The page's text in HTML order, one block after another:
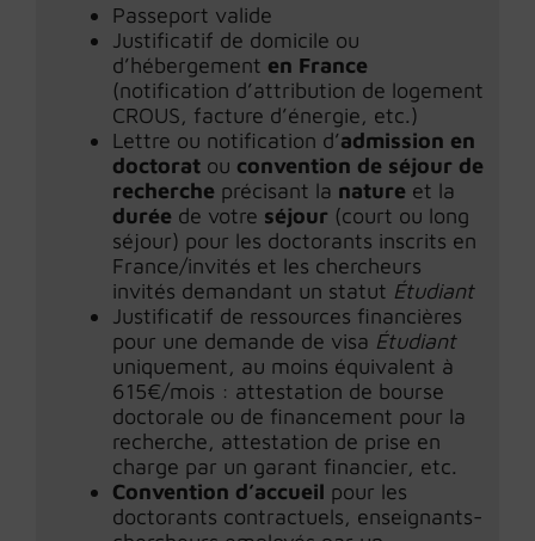
Passeport valide
Justificatif de domicile ou
d’hébergement en France
(notification d’attribution de logement
CROUS, facture d’énergie, etc.)
Lettre ou notification d’admission en
doctorat ou convention de séjour de
recherche précisant la nature et la
durée de votre séjour (court ou long
séjour) pour les doctorants inscrits en
France/invités et les chercheurs
invités demandant un statut Étudiant
Justificatif de ressources financières
pour une demande de visa Étudiant
uniquement, au moins équivalent à
615€/mois : attestation de bourse
doctorale ou de financement pour la
recherche, attestation de prise en
charge par un garant financier, etc.
Convention d’accueil pour les
doctorants contractuels, enseignants-